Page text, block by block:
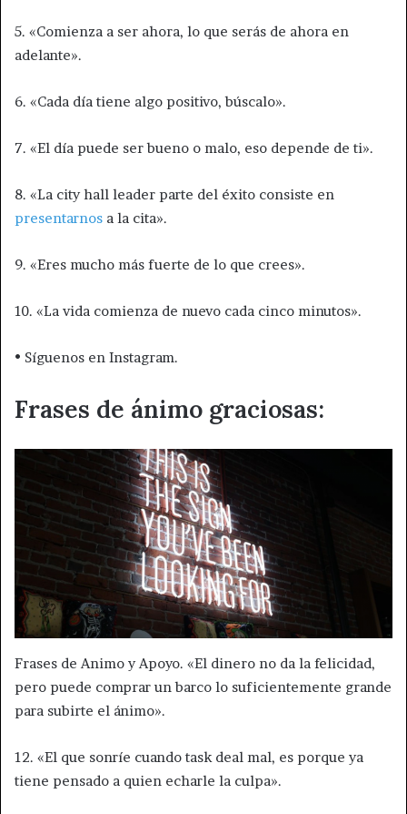
5. «Comienza a ser ahora, lo que serás de ahora en
adelante».
6. «Cada día tiene algo positivo, búscalo».
7. «El día puede ser bueno o malo, eso depende de ti».
8. «La city hall leader parte del éxito consiste en
presentarnos a la cita».
9. «Eres mucho más fuerte de lo que crees».
10. «La vida comienza de nuevo cada cinco minutos».
• Síguenos en Instagram.
Frases de ánimo graciosas:
Frases de Animo y Apoyo. «El dinero no da la felicidad,
pero puede comprar un barco lo suficientemente grande
para subirte el ánimo».
12. «El que sonríe cuando task deal mal, es porque ya
tiene pensado a quien echarle la culpa».